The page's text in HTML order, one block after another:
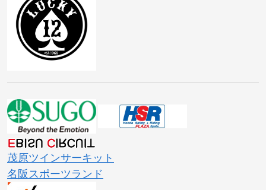
茂原ツインサーキット
名阪スポーツランド